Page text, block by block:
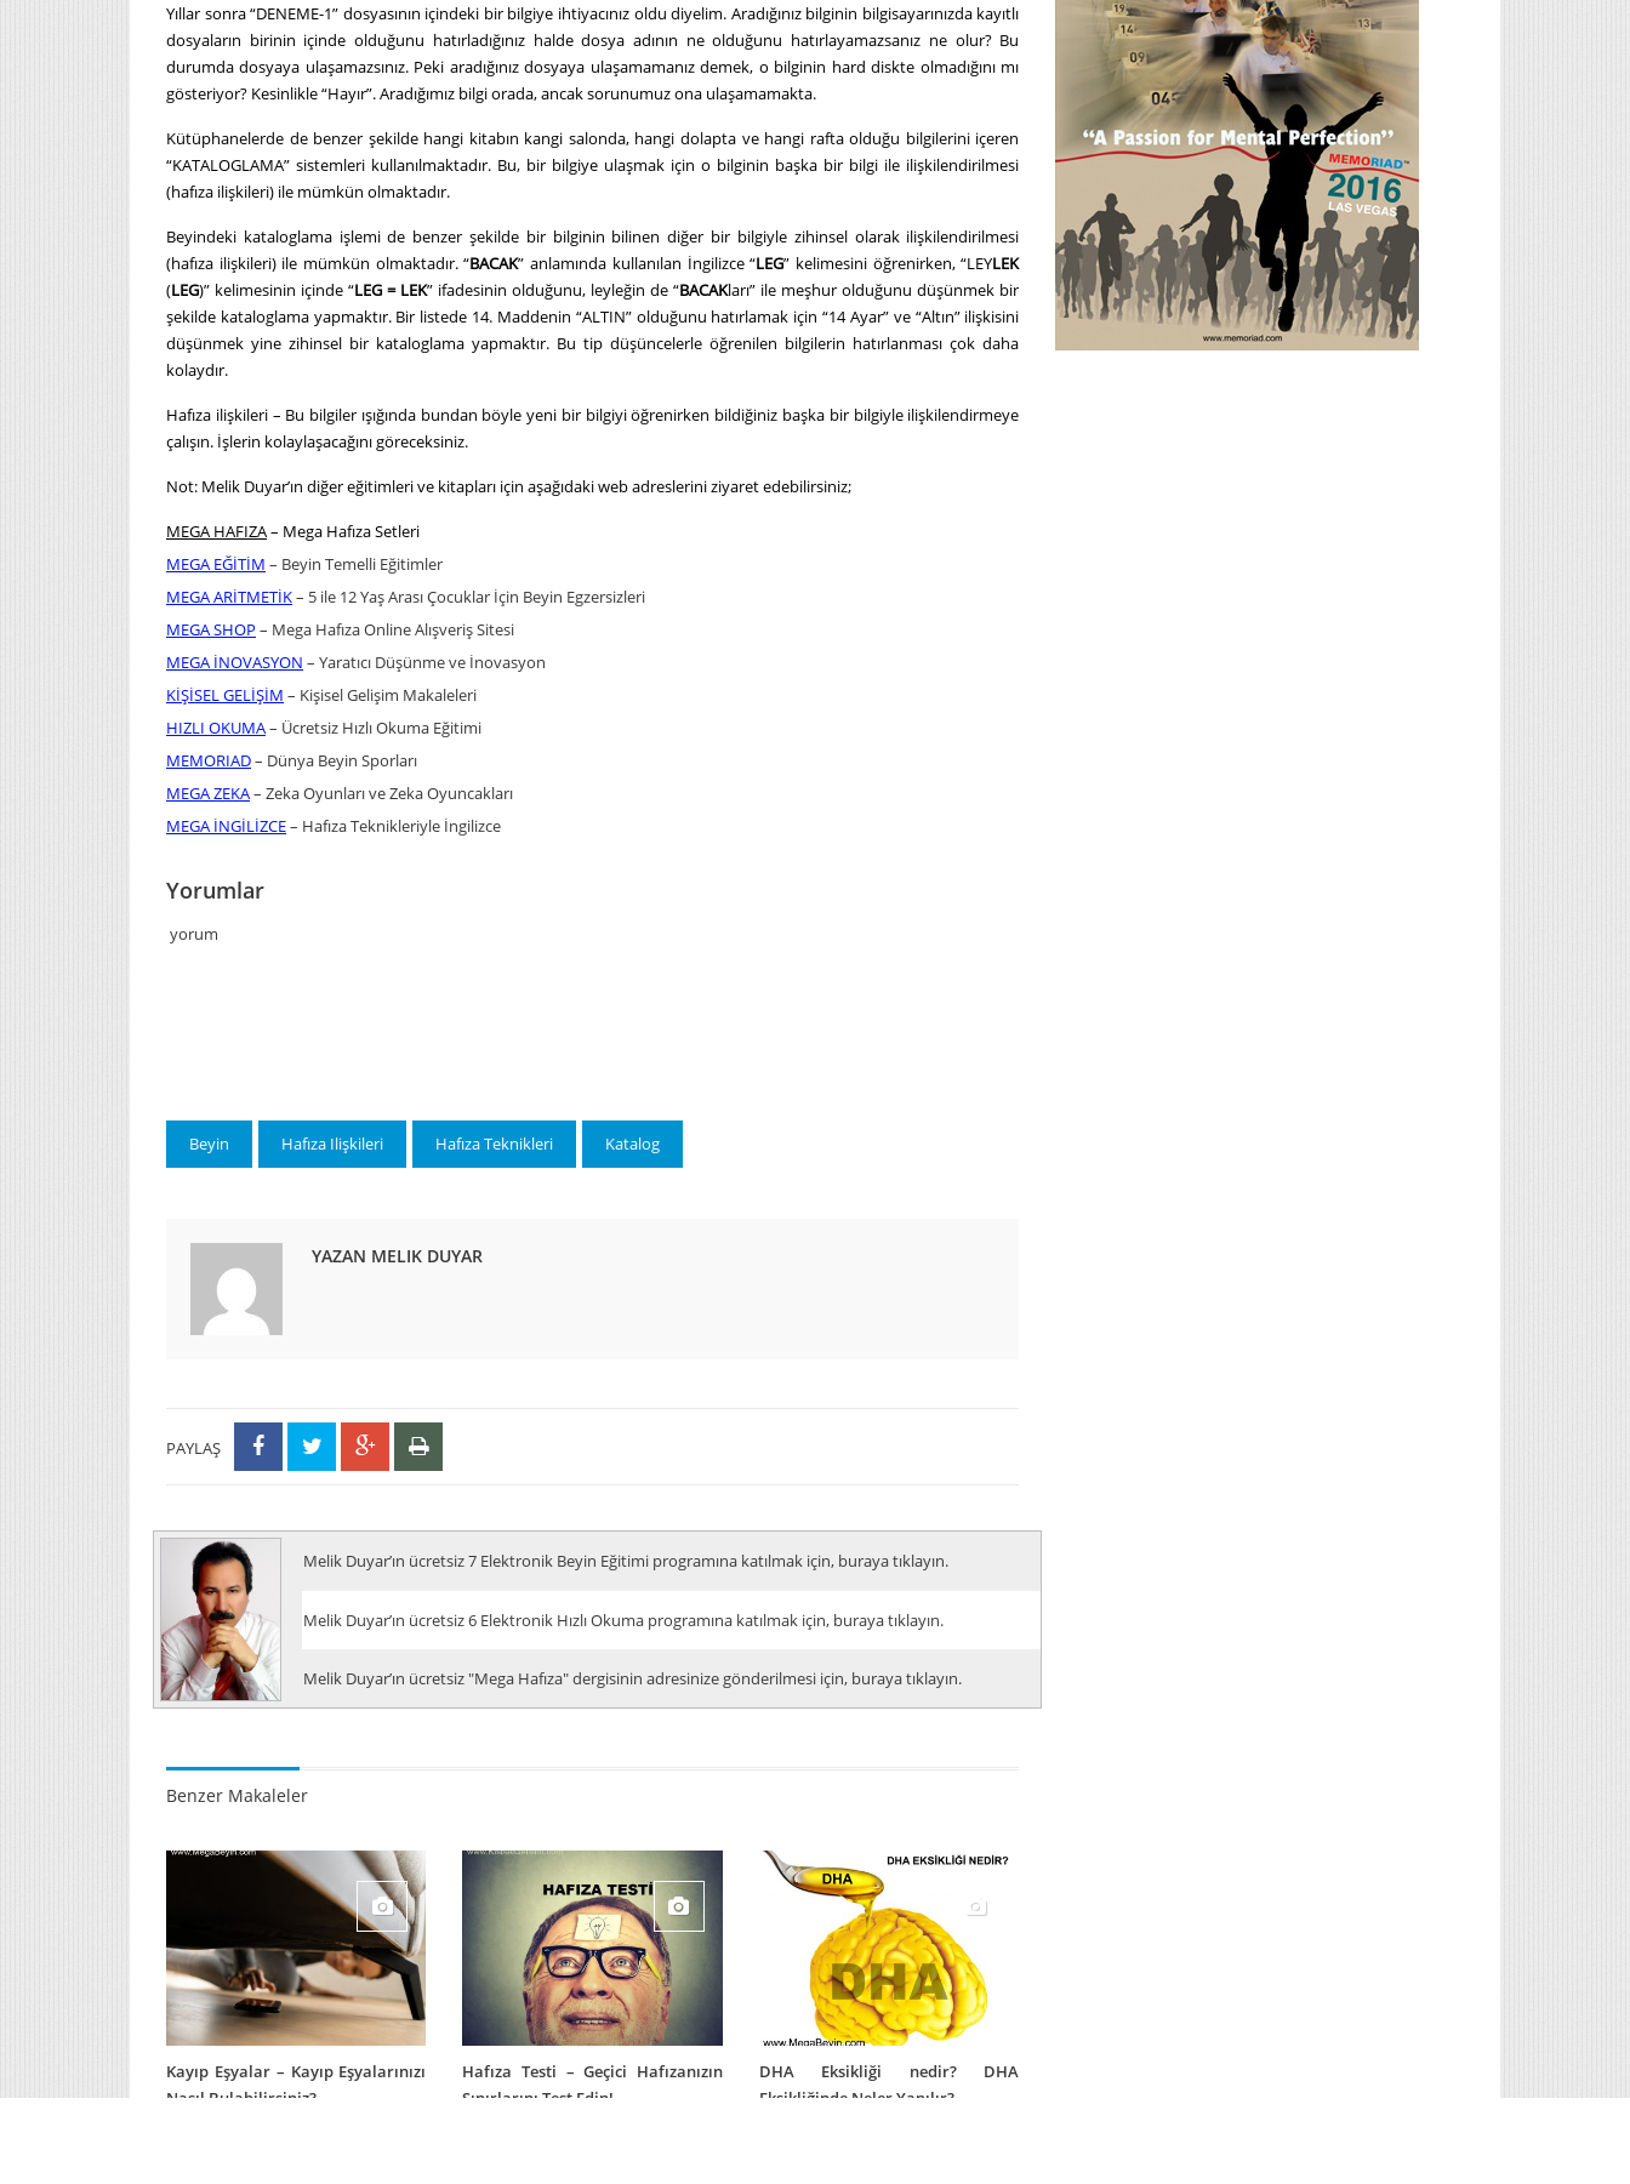
Yıllar sonra “DENEME-1” dosyasının içindeki bir bilgiye ihtiyacınız oldu diyelim. Aradığınız bilginin bilgisayarınızda kayıtlı
dosyaların birinin içinde olduğunu hatırladığınız halde dosya adının ne olduğunu hatırlayamazsanız ne olur? Bu
durumda dosyaya ulaşamazsınız. Peki aradığınız dosyaya ulaşamamanız demek, o bilginin hard diskte olmadığını mı
gösteriyor? Kesinlikle “Hayır”. Aradığımız bilgi orada, ancak sorunumuz ona ulaşamamakta.
Kütüphanelerde de benzer şekilde hangi kitabın kangi salonda, hangi dolapta ve hangi rafta olduğu bilgilerini içeren
“KATALOGLAMA” sistemleri kullanılmaktadır. Bu, bir bilgiye ulaşmak için o bilginin başka bir bilgi ile ilişkilendirilmesi
(hafıza ilişkileri) ile mümkün olmaktadır.
Beyindeki kataloglama işlemi de benzer şekilde bir bilginin bilinen diğer bir bilgiyle zihinsel olarak ilişkilendirilmesi
(hafıza ilişkileri) ile mümkün olmaktadır. “BACAK” anlamında kullanılan İngilizce “LEG” kelimesini öğrenirken, “LEYLEK
(LEG)” kelimesinin içinde “LEG = LEK” ifadesinin olduğunu, leyleğin de “BACAKları” ile meşhur olduğunu düşünmek bir
şekilde kataloglama yapmaktır. Bir listede 14. Maddenin “ALTIN” olduğunu hatırlamak için “14 Ayar” ve “Altın” ilişkisini
düşünmek yine zihinsel bir kataloglama yapmaktır. Bu tip düşüncelerle öğrenilen bilgilerin hatırlanması çok daha
kolaydır.
Hafıza ilişkileri – Bu bilgiler ışığında bundan böyle yeni bir bilgiyi öğrenirken bildiğiniz başka bir bilgiyle ilişkilendirmeye
çalışın. İşlerin kolaylaşacağını göreceksiniz.
Not: Melik Duyar’ın diğer eğitimleri ve kitapları için aşağıdaki web adreslerini ziyaret edebilirsiniz;
MEGA HAFIZA– Mega Hafıza Setleri
MEGA EĞİTİM – Beyin Temelli Eğitimler
MEGA ARİTMETİK– 5 ile 12 Yaş Arası Çocuklar İçin Beyin Egzersizleri
MEGA SHOP – Mega Hafıza Online Alışveriş Sitesi
MEGA İNOVASYON – Yaratıcı Düşünme ve İnovasyon
KİŞİSEL GELİŞİM – Kişisel Gelişim Makaleleri
HIZLI OKUMA– Ücretsiz Hızlı Okuma Eğitimi
MEMORIAD– Dünya Beyin Sporları
MEGA ZEKA– Zeka Oyunları ve Zeka Oyuncakları
MEGA İNGİLİZCE– Hafıza Teknikleriyle İngilizce
Yorumlar
yorum
Beyin Hafıza Ilişkileri Hafıza Teknikleri Katalog
YAZAN MELIK DUYAR
PAYLAŞ
Melik Duyar’ın ücretsiz 7 Elektronik Beyin Eğitimi programına katılmak için, buraya tıklayın.
Melik Duyar’ın ücretsiz 6 Elektronik Hızlı Okuma programına katılmak için, buraya tıklayın.
Melik Duyar’ın ücretsiz "Mega Hafıza" dergisinin adresinize gönderilmesi için, buraya tıklayın.
Benzer Makaleler
Kayıp Eşyalar – Kayıp Eşyalarınızı
Nasıl Bulabilirsiniz?
Hafıza Testi – Geçici Hafızanızın
Sınırlarını Test Edin!
DHA Eksikliği nedir? DHA
Eksikliğinde Neler Yapılır?